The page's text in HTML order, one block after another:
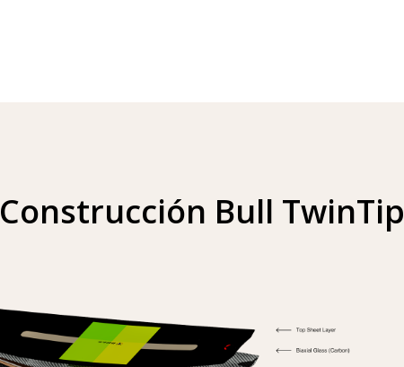
Construcción Bull TwinTip